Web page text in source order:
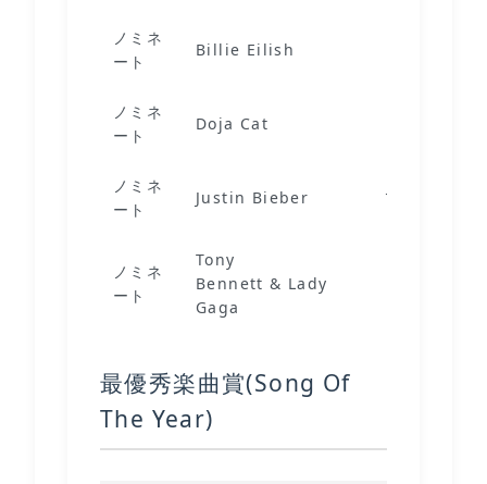
ノミネ
ート
Billie Eilish
ノミネ
ート
Doja Cat
ノミネ
ート
Justin Bieber
ノミネ
ート
Tony
Bennett & Lady
Gaga
最優秀楽曲賞(Song Of
The Year)